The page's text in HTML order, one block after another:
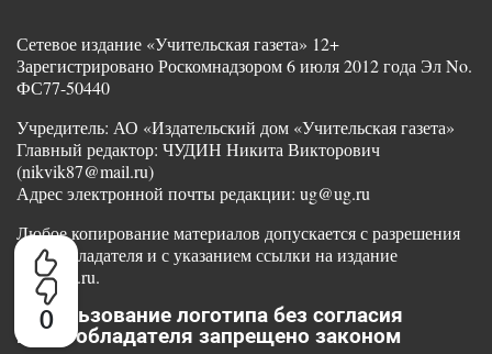
0
Сетевое издание «Учительская газета» 12+
Зарегистрировано Роскомнадзором 6 июля 2012 года Эл No.
ФС77-50440
Учредитель: АО «Издательский дом «Учительская газета»
Главный редактор: ЧУДИН Никита Викторович
(nikvik87@mail.ru)
Адрес электронной почты редакции: ug@ug.ru
Любое копирование материалов допускается с разрешения
правообладателя и с указанием ссылки на издание
www.ug.ru.
Использование логотипа без согласия
правообладателя запрещено законом